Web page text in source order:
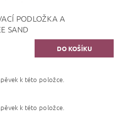
PODLOŽKA A
SAND
k této položce.
k této položce.